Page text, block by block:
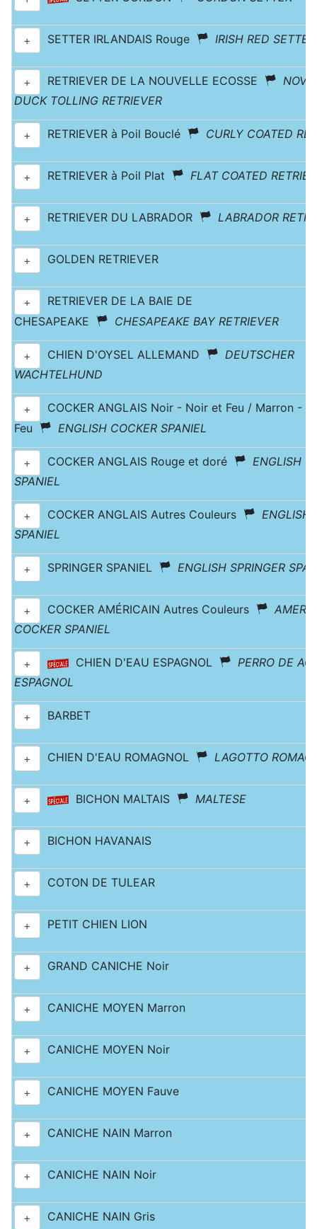
+ SETTER IRLANDAIS Rouge IRISH RED SETTER
+ RETRIEVER DE LA NOUVELLE ECOSSE
DUCK TOLLING RETRIEVER
+ RETRIEVER à Poil Bouclé CURLY COATED
+ RETRIEVER à Poil Plat FLAT COATED
+ RETRIEVER DU LABRADOR LABRADOR
+ GOLDEN RETRIEVER
+
RETRIEVER DE LA BAIE DE
CHESAPEAKE
CHESAPEAKE BAY RETRIEVER
+ CHIEN D'OYSEL ALLEMAND
DEUTSCHER
WACHTELHUND
+
COCKER ANGLAIS Noir - Noir et Feu / Marron -
Feu
ENGLISH COCKER SPANIEL
+ COCKER ANGLAIS Rouge et doré
ENGLISH
SPANIEL
+ COCKER ANGLAIS Autres Couleurs
ENGLISH
SPANIEL
+ SPRINGER SPANIEL ENGLISH SPRINGER
+ COCKER AMÉRICAIN Autres Couleurs
COCKER SPANIEL
+ CHIEN D'EAU ESPAGNOL
PERRO DE
ESPAGNOL
+ BARBET
+ CHIEN D'EAU ROMAGNOL LAGOTTO
+ BICHON MALTAIS MALTESE
+ BICHON HAVANAIS
+ COTON DE TULEAR
+ PETIT CHIEN LION
+ GRAND CANICHE Noir
+ CANICHE MOYEN Marron
+ CANICHE MOYEN Noir
+ CANICHE MOYEN Fauve
+ CANICHE NAIN Marron
+ CANICHE NAIN Noir
+ CANICHE NAIN Gris